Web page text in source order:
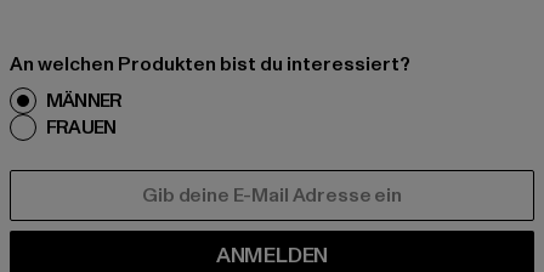
An welchen Produkten bist du interessiert?
MÄNNER
FRAUEN
ANMELDEN